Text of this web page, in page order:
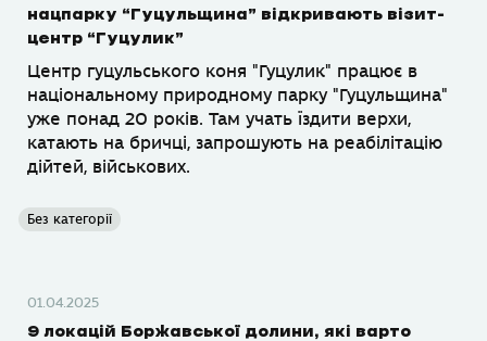
нацпарку “Гуцульщина” відкривають візит-
центр “Гуцулик”
Центр гуцульського коня "Гуцулик" працює в
національному природному парку "Гуцульщина"
уже понад 20 років. Там учать їздити верхи,
катають на бричці, запрошують на реабілітацію
дійтей, військових.
Без категорії
01.04.2025
9 локацій Боржавської долини, які варто